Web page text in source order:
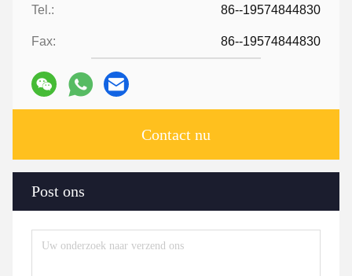
Tel.: 86--19574844830
Fax: 86--19574844830
Contact nu
Post ons